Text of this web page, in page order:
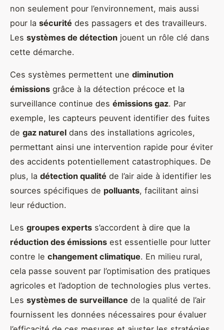
non seulement pour l’environnement, mais aussi
pour la sécurité des passagers et des travailleurs.
Les systèmes de détection jouent un rôle clé dans
cette démarche.
Ces systèmes permettent une diminution
émissions grâce à la détection précoce et la
surveillance continue des émissions gaz. Par
exemple, les capteurs peuvent identifier des fuites
de gaz naturel dans des installations agricoles,
permettant ainsi une intervention rapide pour éviter
des accidents potentiellement catastrophiques. De
plus, la détection qualité de l’air aide à identifier les
sources spécifiques de polluants, facilitant ainsi
leur réduction.
Les groupes experts s’accordent à dire que la
réduction des émissions est essentielle pour lutter
contre le changement climatique. En milieu rural,
cela passe souvent par l’optimisation des pratiques
agricoles et l’adoption de technologies plus vertes.
Les systèmes de surveillance de la qualité de l’air
fournissent les données nécessaires pour évaluer